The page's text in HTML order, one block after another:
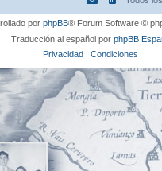
por phpBB® Forum Software ©
Traducción al español por phpBB
Privacidad | Condiciones